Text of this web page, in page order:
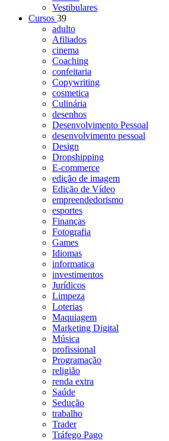
Vestibulares
Cursos 39
adulto
Afiliados
cinema
Coaching
confeitaria
Copywriting
cosmetica
Culinária
desenhos
Desenvolvimento Pessoal
desenvolvimento pessoal
Design
Dropshipping
E-commerce
edição de imagem
Edição de Vídeo
empreendedorismo
esportes
Finanças
Fotografia
Games
Idiomas
informatica
investimentos
Jurídicos
Limpeza
Loterias
Maquiagem
Marketing Digital
Música
profissional
Programação
religião
renda extra
Saúde
Sedução
trabalho
Trader
Tráfego Pago